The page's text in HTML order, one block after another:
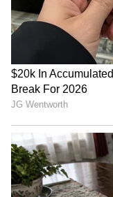
ದೈವಿಕ ಆಶೀರ್ವಾದ
ಮನಸ್ಸಿನ ಶಾಂತಿಯಿಂದ
ಹೊಂದುವ ಮತ್ತು
ನನಸಾಗುತ್ತದೆ.
ಬ್ಯಾಲೆನ್ಸ್